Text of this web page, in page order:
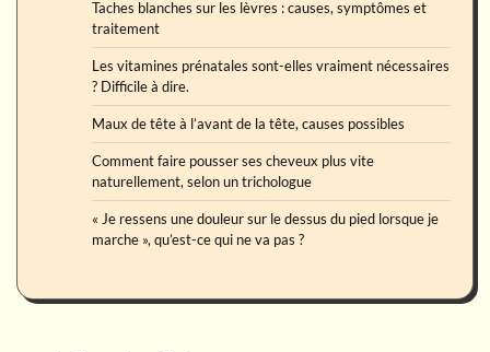
Taches blanches sur les lèvres : causes, symptômes et
traitement
Les vitamines prénatales sont-elles vraiment nécessaires
? Difficile à dire.
Maux de tête à l’avant de la tête, causes possibles
Comment faire pousser ses cheveux plus vite
naturellement, selon un trichologue
« Je ressens une douleur sur le dessus du pied lorsque je
marche », qu’est-ce qui ne va pas ?